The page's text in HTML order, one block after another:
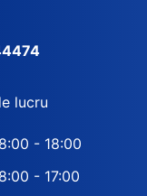
lucru
- 18:00
- 17:00